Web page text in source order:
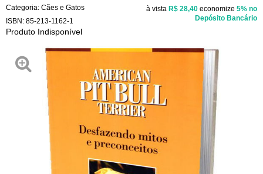
Categoria: Cães e Gatos
ISBN: 85-213-1162-1
Produto Indisponível
à vista R$ 28,40 economize 5% no
Depósito Bancário